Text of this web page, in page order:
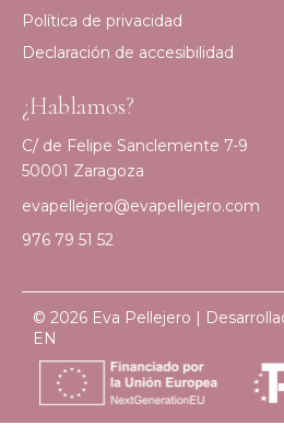
Política de privacidad
Declaración de accesibilidad
¿Hablamos?
C/ de Felipe Sanclemente 7-9
50001 Zaragoza
evapellejero@evapellejero.com
976 79 51 52
© 2026 Eva Pellejero |
EN